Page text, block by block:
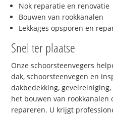
Nok reparatie en renovatie
Bouwen van rookkanalen
Lekkages opsporen en
Snel ter plaatse
Onze schoorsteenvegers
dak, schoorsteenvegen en
dakbedekking,
het bouwen van rookkanalen
repareren. U krijgt